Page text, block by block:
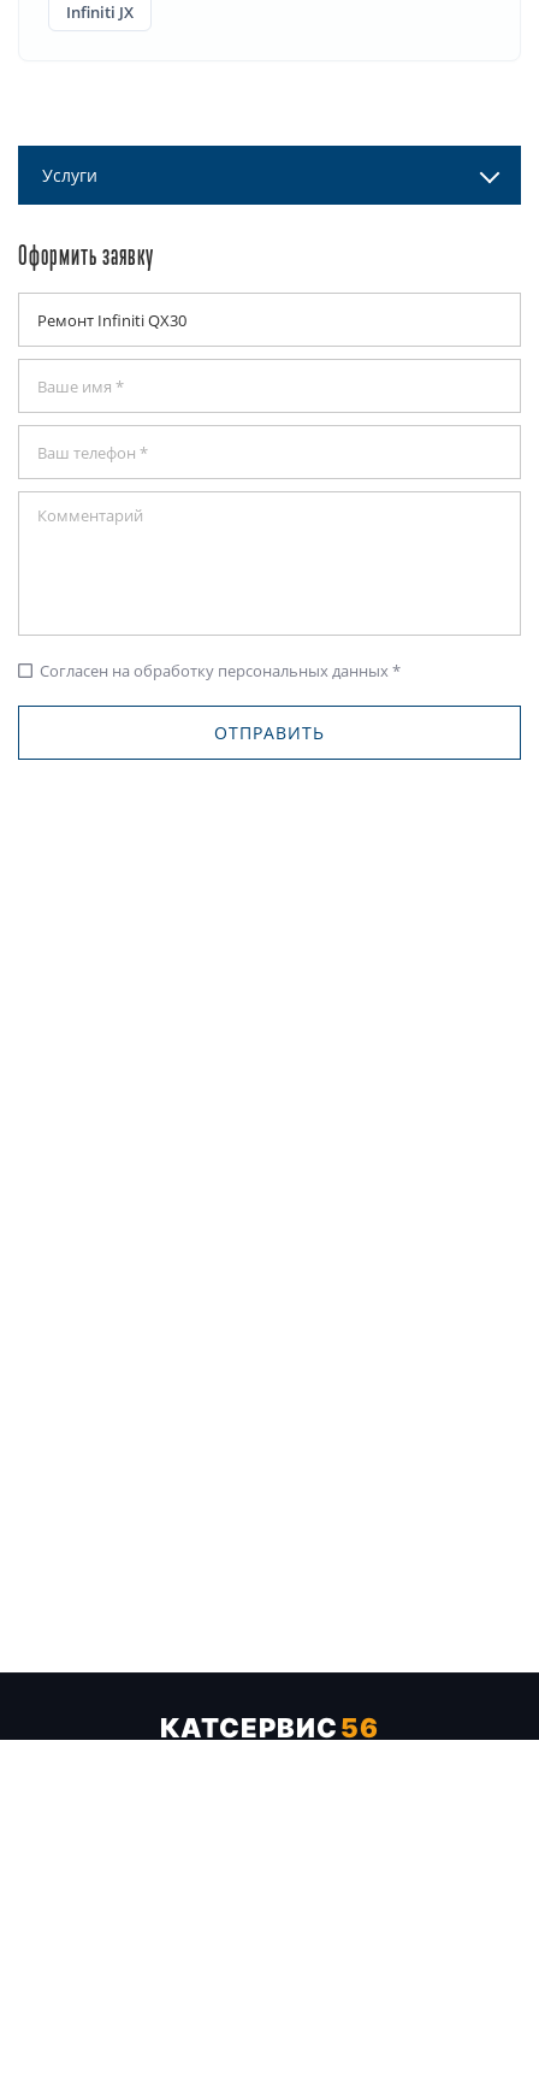
Infiniti JX
Услуги
Оформить заявку
check_box_outline_blank Согласен на обработку персональных данных *
КАТСЕРВИС56